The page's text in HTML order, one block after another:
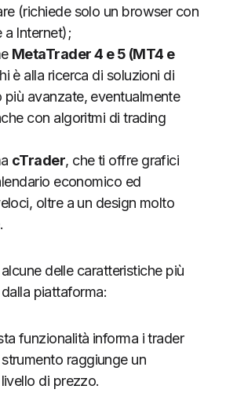
(richiede solo un browser con
a Internet);
MetaTrader 4 e 5 (MT4 e
è alla ricerca di soluzioni di
più avanzate, eventualmente
con algoritmi di trading
cTrader, che ti offre grafici
economico ed
oltre a un design molto
delle caratteristiche più
piattaforma:
funzionalità informa i trader
raggiunge un
di prezzo.